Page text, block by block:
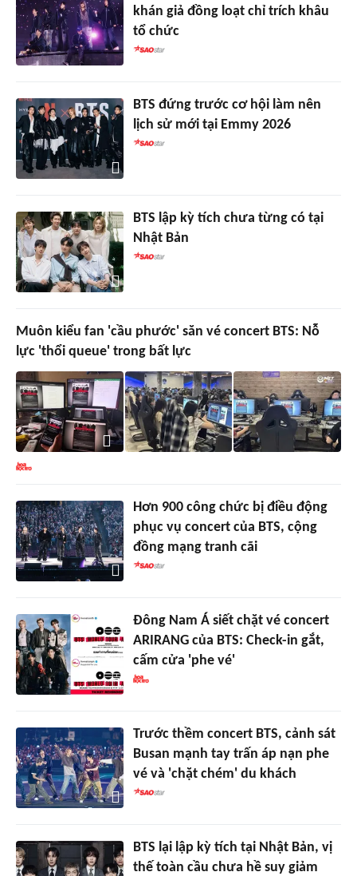
khán giả đồng loạt chỉ trích khâu
tổ chức
BTS đứng trước cơ hội làm nên
lịch sử mới tại Emmy 2026
BTS lập kỳ tích chưa từng có tại
Nhật Bản
Muôn kiểu fan 'cầu phước' săn vé concert BTS: Nỗ
lực 'thổi queue' trong bất lực
Hơn 900 công chức bị điều động
phục vụ concert của BTS, cộng
đồng mạng tranh cãi
Đông Nam Á siết chặt vé concert
ARIRANG của BTS: Check-in gắt,
cấm cửa 'phe vé'
Trước thềm concert BTS, cảnh sát
Busan mạnh tay trấn áp nạn phe
vé và 'chặt chém' du khách
BTS lại lập kỳ tích tại Nhật Bản, vị
thế toàn cầu chưa hề suy giảm